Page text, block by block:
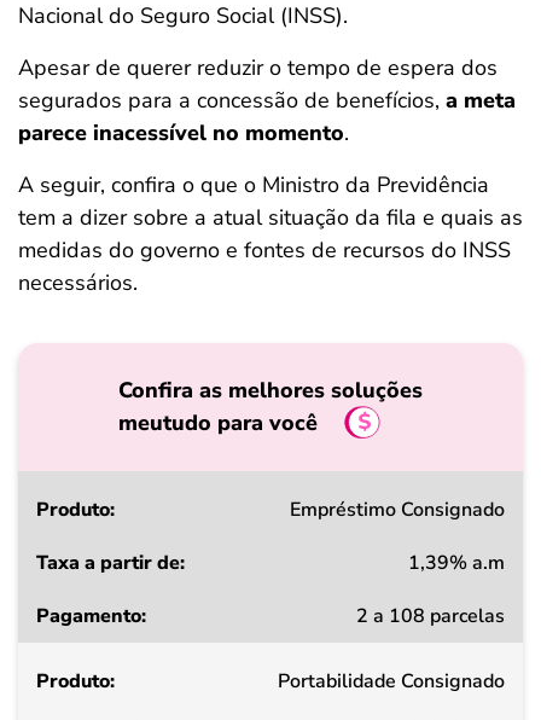
Nacional do Seguro Social (INSS).
Apesar de querer reduzir o tempo de espera dos
segurados para a concessão de benefícios, a meta
parece inacessível no momento.
A seguir, confira o que o Ministro da Previdência
tem a dizer sobre a atual situação da fila e quais as
medidas do governo e fontes de recursos do INSS
necessários.
Confira as melhores soluções
meutudo para você
Produto
a
de
Empréstimo Consignado
1,39% a.m
2 a 108 parcelas
Portabilidade Consignado